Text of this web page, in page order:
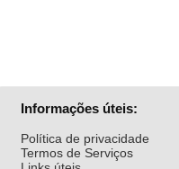
Informações úteis:
Política de privacidade
Termos de Serviços